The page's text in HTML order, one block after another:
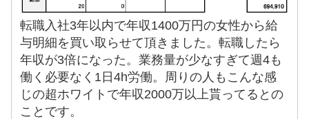
転職入社3年以内で年収1400万円の女性から給
与明細を買い取らせて頂きました。転職したら
年収が3倍になった。業務量が少なすぎて週4も
働く必要なく1日4h労働。周りの人もこんな感
じの超ホワイトで年収2000万以上貰ってるとの
ことです。